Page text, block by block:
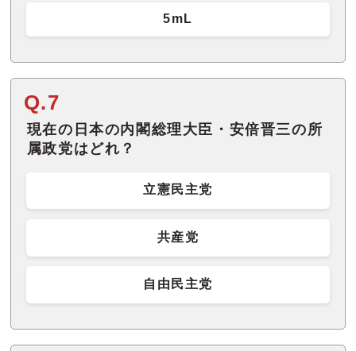
5mL
Q.7
現在の日本の内閣総理大臣・安倍晋三の所
属政党はどれ？
立憲民主党
共産党
自由民主党